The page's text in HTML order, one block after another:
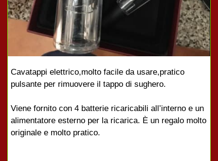
Cavatappi elettrico,molto facile da usare,pratico
pulsante per rimuovere il tappo di sughero.
Viene fornito con 4 batterie ricaricabili all’interno e un
alimentatore esterno per la ricarica. È un regalo molto
originale e molto pratico.